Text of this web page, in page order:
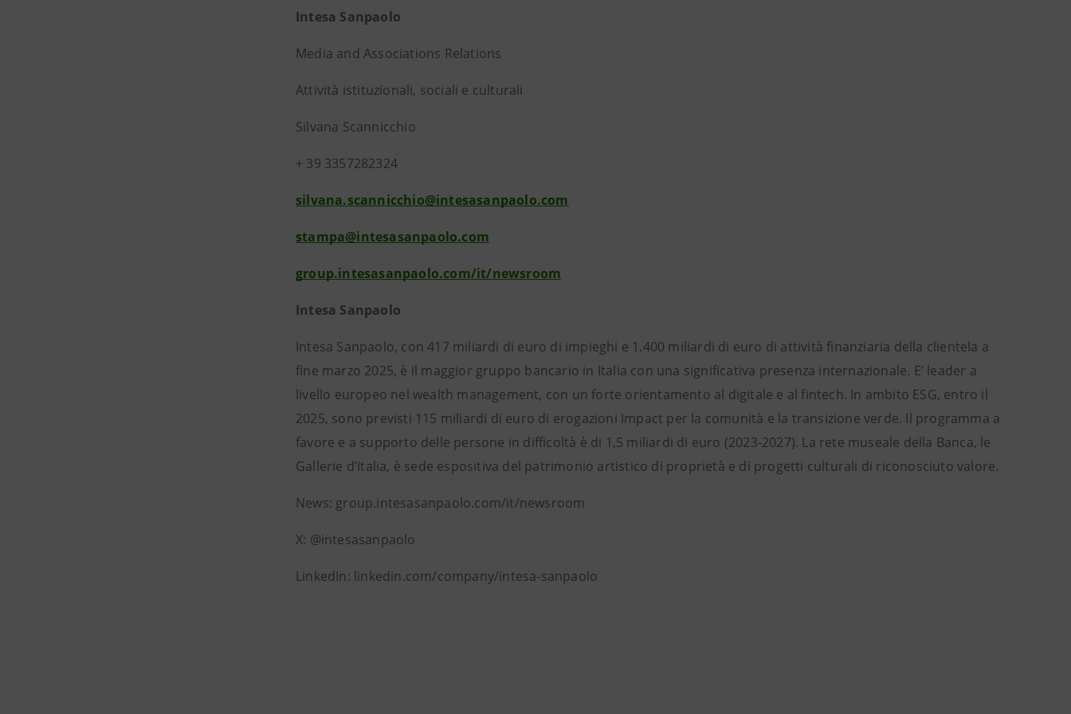
Intesa Sanpaolo
Media and Associations Relations
Attività istituzionali, sociali e culturali
Silvana Scannicchio
+ 39 3357282324
silvana.scannicchio@intesasanpaolo.com
stampa@intesasanpaolo.com
group.intesasanpaolo.com/it/newsroom
Intesa Sanpaolo
Intesa Sanpaolo, con 417 miliardi di euro di impieghi e 1.400 miliardi di euro di attività finanziaria della clientela a
fine marzo 2025, è il maggior gruppo bancario in Italia con una significativa presenza internazionale. E’ leader a
livello europeo nel wealth management, con un forte orientamento al digitale e al fintech. In ambito ESG, entro il
2025, sono previsti 115 miliardi di euro di erogazioni Impact per la comunità e la transizione verde. Il programma a
favore e a supporto delle persone in difficoltà è di 1,5 miliardi di euro (2023-2027). La rete museale della Banca, le
Gallerie d’Italia, è sede espositiva del patrimonio artistico di proprietà e di progetti culturali di riconosciuto valore.
News: group.intesasanpaolo.com/it/newsroom
X: @intesasanpaolo
LinkedIn: linkedin.com/company/intesa-sanpaolo